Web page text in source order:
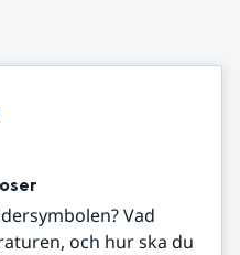
Vad
och hur ska du